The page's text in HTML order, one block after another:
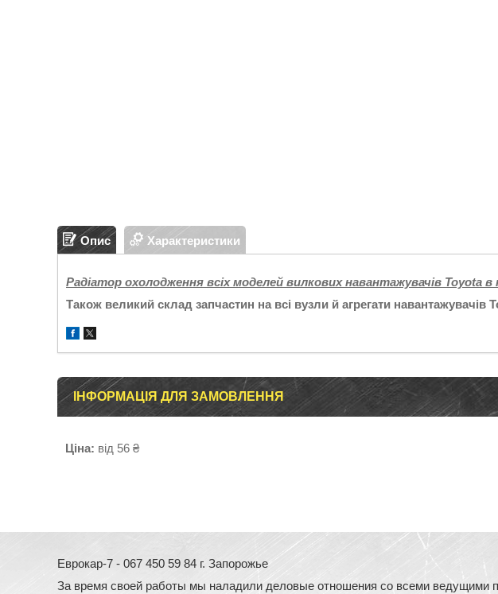
Опис Характеристики
Радіатор охолодження всіх моделей вилкових навантажувачів Toyota в
Також великий склад запчастин на всі вузли й агрегати навантажувачів
ІНФОРМАЦІЯ ДЛЯ ЗАМОВЛЕННЯ
Ціна: від 56 ₴
Еврокар-7 - 067 450 59 84 г. Запорожье
За время своей работы мы наладили деловые отношения со всеми ведущими